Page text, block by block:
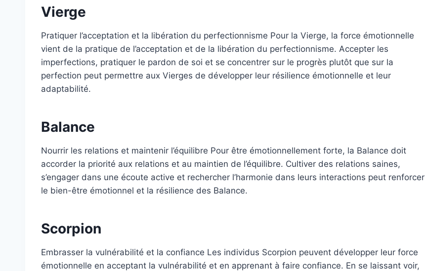
Vierge
Pratiquer l’acceptation et la libération du perfectionnisme Pour la Vierge, la force émotionnelle
vient de la pratique de l’acceptation et de la libération du perfectionnisme. Accepter les
imperfections, pratiquer le pardon de soi et se concentrer sur le progrès plutôt que sur la
perfection peut permettre aux Vierges de développer leur résilience émotionnelle et leur
adaptabilité.
Balance
Nourrir les relations et maintenir l’équilibre Pour être émotionnellement forte, la Balance doit
accorder la priorité aux relations et au maintien de l’équilibre. Cultiver des relations saines,
s’engager dans une écoute active et rechercher l’harmonie dans leurs interactions peut renforcer
le bien-être émotionnel et la résilience des Balance.
Scorpion
Embrasser la vulnérabilité et la confiance Les individus Scorpion peuvent développer leur force
émotionnelle en acceptant la vulnérabilité et en apprenant à faire confiance. En se laissant voir,